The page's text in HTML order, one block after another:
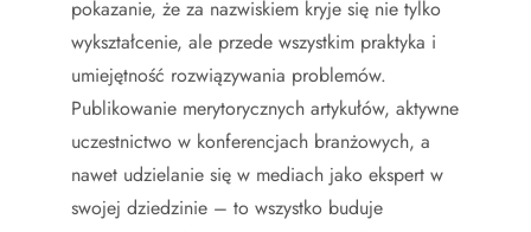
pokazanie, że za nazwiskiem kryje się nie tylko
wykształcenie, ale przede wszystkim praktyka i
umiejętność rozwiązywania problemów.
Publikowanie merytorycznych artykułów, aktywne
uczestnictwo w konferencjach branżowych, a
nawet udzielanie się w mediach jako ekspert w
swojej dziedzinie – to wszystko buduje